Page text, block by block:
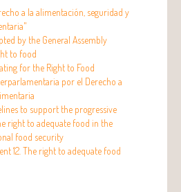
a la alimentación, seguridad y
by the General Assembly
to food
for the Right to Food
por el Derecho a
to support the progressive
right to adequate food in the
food security
12. The right to adequate food